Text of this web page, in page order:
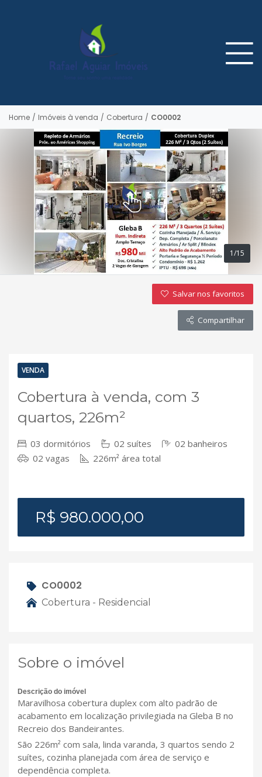
Home / Imóveis à venda / Cobertura / CO0002
1/15
Salvar nos favoritos
Compartilhar
VENDA
Cobertura à venda, com 3
quartos, 226m²
03 dormitórios 02 suítes
02 banheiros
02 vagas
226m² área total
R$ 980.000,00
CO0002
Cobertura - Residencial
Sobre o imóvel
Descrição do imóvel
Maravilhosa cobertura duplex com alto padrão de
acabamento em localização privilegiada na Gleba B no
Recreio dos Bandeirantes.
São 226m² com sala, linda varanda, 3 quartos sendo 2
suítes, cozinha planejada com área de serviço e
dependência completa.